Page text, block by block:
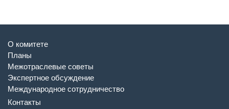
О комитете
Планы
Межотраслевые советы
Экспертное обсуждение
Международное сотрудничество
Контакты